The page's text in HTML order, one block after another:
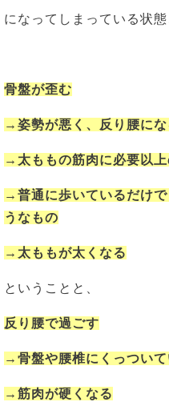
になってしまっている状
骨盤が歪む
→姿勢が悪く、反り腰にな
→太ももの筋肉に必要以
→普通に歩いているだけ
うなもの
→太ももが太くなる
ということと、
反り腰で過ごす
→骨盤や腰椎にくっつい
→筋肉が硬くなる